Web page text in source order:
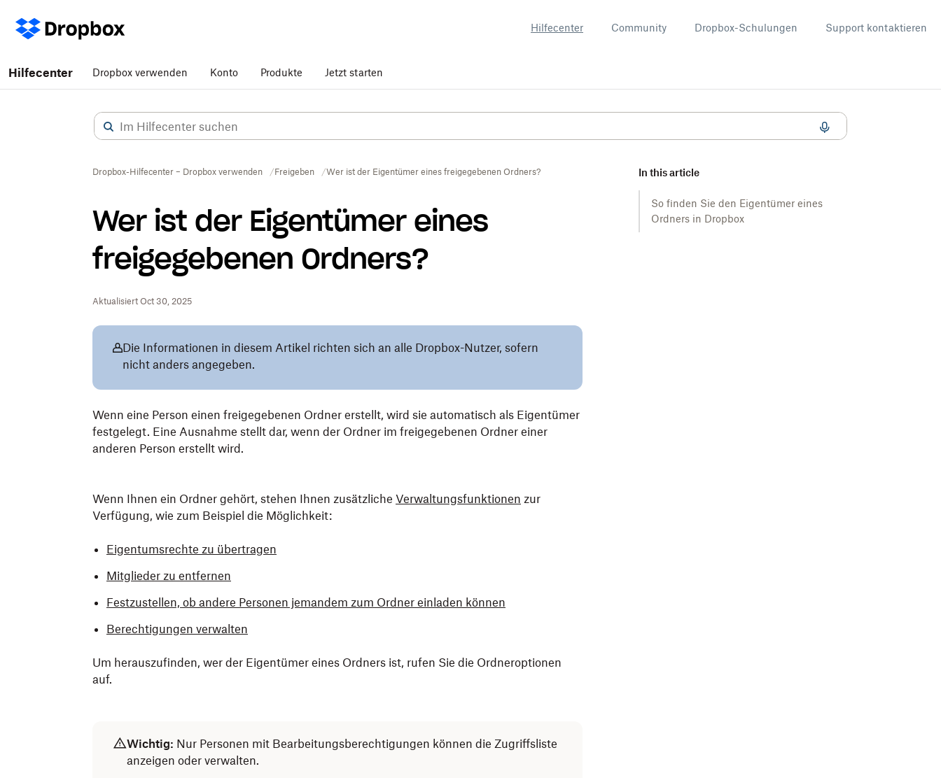
Hilfecenter Community Dropbox-Schulungen Support kontaktieren
Hilfecenter Dropbox verwenden Konto Produkte Jetzt starten
Dropbox-Hilfecenter – Dropbox verwenden Freigeben Wer ist der Eigentümer eines freigegebenen Ordners?
Wer ist der Eigentümer eines
freigegebenen Ordners?
Aktualisiert Oct 30, 2025
In this article
So finden Sie den Eigentümer eines
Ordners in Dropbox
Die Informationen in diesem Artikel richten sich an alle Dropbox-Nutzer, sofern
nicht anders angegeben.
Wenn eine Person einen freigegebenen Ordner erstellt, wird sie automatisch als Eigentümer
festgelegt. Eine Ausnahme stellt dar, wenn der Ordner im freigegebenen Ordner einer
anderen Person erstellt wird.
Wenn Ihnen ein Ordner gehört, stehen Ihnen zusätzliche Verwaltungsfunktionen zur
Verfügung, wie zum Beispiel die Möglichkeit:
Eigentumsrechte zu übertragen
Mitglieder zu entfernen
Festzustellen, ob andere Personen jemandem zum Ordner einladen können
Berechtigungen verwalten
Um herauszufinden, wer der Eigentümer eines Ordners ist, rufen Sie die Ordneroptionen
auf.
Wichtig: Nur Personen mit Bearbeitungsberechtigungen können die Zugriffsliste
anzeigen oder verwalten.